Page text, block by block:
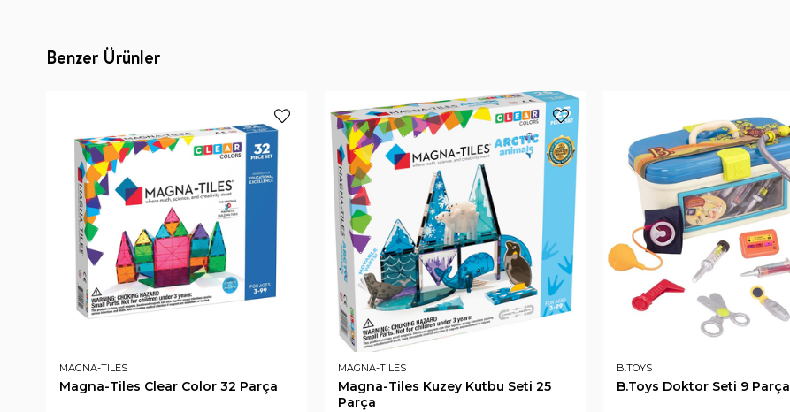
Benzer Ürünler
MAGNA-TILES
Magna-Tiles Clear Color 32 Parça
MAGNA-TILES
Magna-Tiles Kuzey Kutbu Seti 25
Parça
B.TOYS
B.Toys Doktor Seti 9 Parça